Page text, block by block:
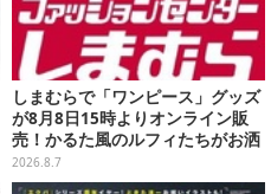
しまむらで「ワンピース」グッズ
が8月8日15時よりオンライン販
売！かるた風のルフィたちがお洒
落なバッグや、チョッパーが可愛
いサンダルも
2026.8.7